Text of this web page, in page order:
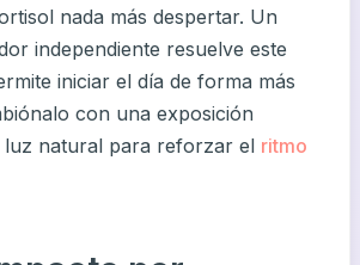
nada más despertar. Un
independiente resuelve este
iniciar el día de forma más
con una exposición
luz natural para reforzar el ritmo